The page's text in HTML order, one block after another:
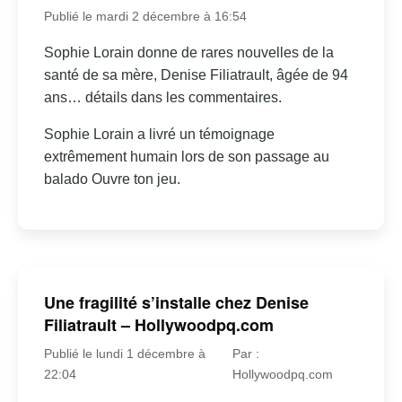
Publié le mardi 2 décembre à 16:54
Sophie Lorain donne de rares nouvelles de la
santé de sa mère, Denise Filiatrault, âgée de 94
ans… détails dans les commentaires.
Sophie Lorain a livré un témoignage
extrêmement humain lors de son passage au
balado Ouvre ton jeu.
Une fragilité s’installe chez Denise
Filiatrault – Hollywoodpq.com
Publié le lundi 1 décembre à
22:04
Par :
Hollywoodpq.com